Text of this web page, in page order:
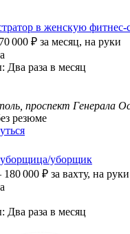
в женскую фитнес-
70 000 ₽ за месяц, на руки
Два раза в месяц
проспект Генерала
резюме
уборщик
180 000 ₽ за вахту, на руки
Два раза в месяц